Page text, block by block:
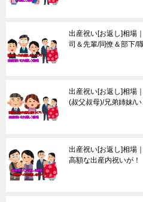
出産祝い[お返し]相場
司＆先輩/同僚＆部下/
出産祝い[お返し]相場
(叔父叔母)/兄弟姉妹/い
出産祝い[お返し]相場
高額な出産内祝いが！